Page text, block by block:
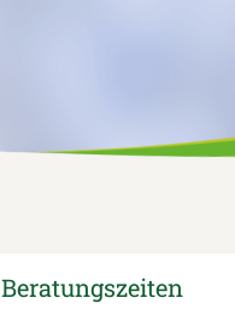
Beratungszeiten